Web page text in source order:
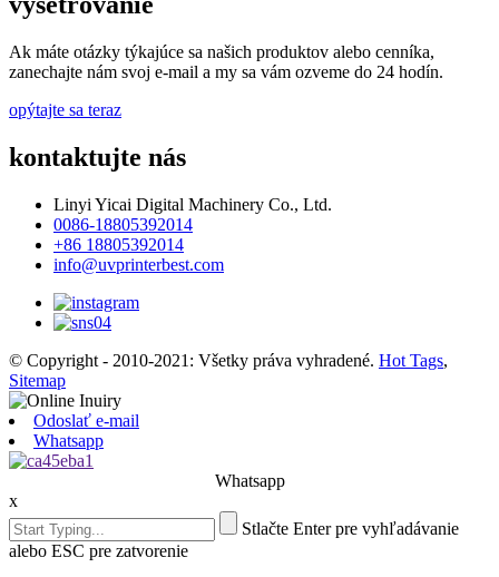
Ak máte otázky týkajúce sa našich produktov alebo cenníka,
zanechajte nám svoj e-mail a my sa vám ozveme do 24 hodín.
opýtajte sa teraz
kontaktujte nás
Linyi Yicai Digital Machinery Co., Ltd.
0086-18805392014
+86 18805392014
info@uvprinterbest.com
© Copyright - 2010-2021: Všetky práva vyhradené. Hot Tags,
Sitemap
Odoslať e-mail
Whatsapp
Whatsapp
x
Stlačte Enter pre vyhľadávanie
alebo ESC pre zatvorenie